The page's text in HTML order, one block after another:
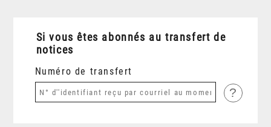
Si vous êtes abonnés au transfert de
notices
Numéro de transfert
?